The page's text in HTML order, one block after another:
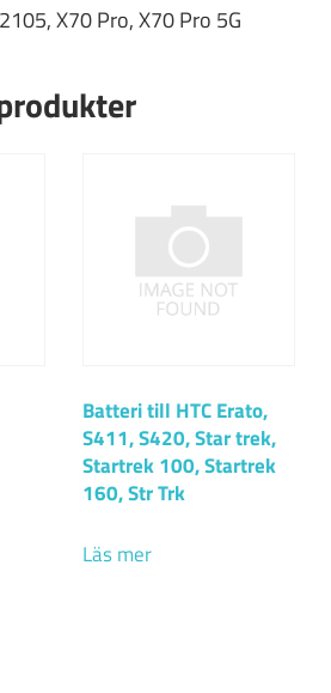
X70 Pro, X70 Pro 5G
Batteri till HTC Erato,
S411, S420, Star trek,
Startrek 100, Startrek
160, Str Trk
Läs mer